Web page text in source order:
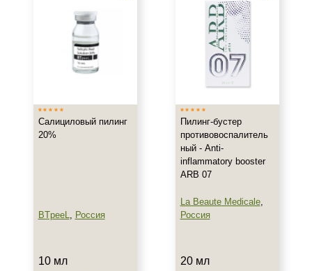
Салициловый пилинг
20%
BTpeeL, Россия
10 мл
Пилинг-бустер
противовоспалитель
ный - Anti-
inflammatory booster
ARB 07
La Beaute Medicale,
Россия
20 мл